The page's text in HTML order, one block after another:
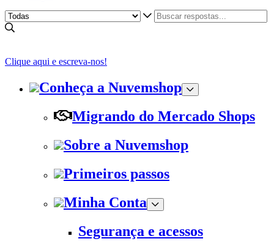
Clique aqui e escreva-nos!
Conheça a Nuvemshop
Migrando do Mercado Shops
Sobre a Nuvemshop
Primeiros passos
Minha Conta
Segurança e acessos